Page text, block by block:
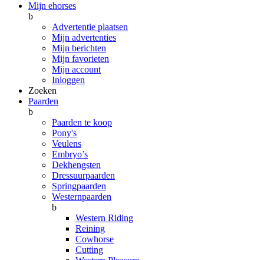
Mijn ehorses
b
Advertentie plaatsen
Mijn advertenties
Mijn berichten
Mijn favorieten
Mijn account
Inloggen
Zoeken
Paarden
b
Paarden te koop
Pony's
Veulens
Embryo’s
Dekhengsten
Dressuurpaarden
Springpaarden
Westernpaarden
b
Western Riding
Reining
Cowhorse
Cutting